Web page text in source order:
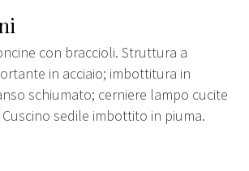
con braccioli. Struttura a
in acciaio; imbottitura in
schiumato; cerniere lampo cucite
sedile imbottito in piuma.